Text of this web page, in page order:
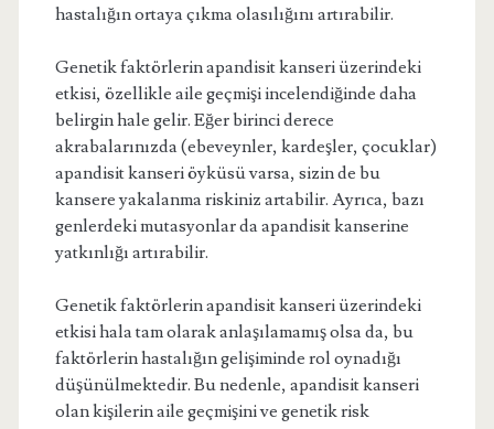
hastalığın ortaya çıkma olasılığını artırabilir.
Genetik faktörlerin apandisit kanseri üzerindeki
etkisi, özellikle aile geçmişi incelendiğinde daha
belirgin hale gelir. Eğer birinci derece
akrabalarınızda (ebeveynler, kardeşler, çocuklar)
apandisit kanseri öyküsü varsa, sizin de bu
kansere yakalanma riskiniz artabilir. Ayrıca, bazı
genlerdeki mutasyonlar da apandisit kanserine
yatkınlığı artırabilir.
Genetik faktörlerin apandisit kanseri üzerindeki
etkisi hala tam olarak anlaşılamamış olsa da, bu
faktörlerin hastalığın gelişiminde rol oynadığı
düşünülmektedir. Bu nedenle, apandisit kanseri
olan kişilerin aile geçmişini ve genetik risk